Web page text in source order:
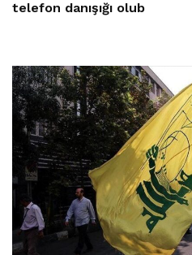
telefon danışığı olub